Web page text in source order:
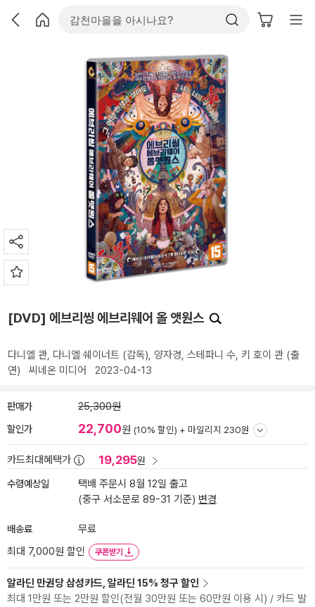
[DVD] 에브리씽 에브리웨어 올 앳원스
다니엘 콴, 다니엘 쉐이너트 (감독), 양자경, 스테파니 수, 키 호이 콴 (출
연) 씨네온 미디어 2023-04-13
판매가 25,300원
할인가 22,700원 (10% 할인) + 마일리지 230원
카드최대혜택가 19,295원
수령예상일
택배 주문시 8월 12일 출고
(중구 서소문로 89-31 기준) 변경
배송료
무료
최대 7,000원 할인
쿠폰받기
알라딘 만권당 삼성카드, 알라딘 15% 청구 할인
최대 1만원 또는 2만원 할인(전월 30만원 또는 60만원 이용 시) / 카드 발